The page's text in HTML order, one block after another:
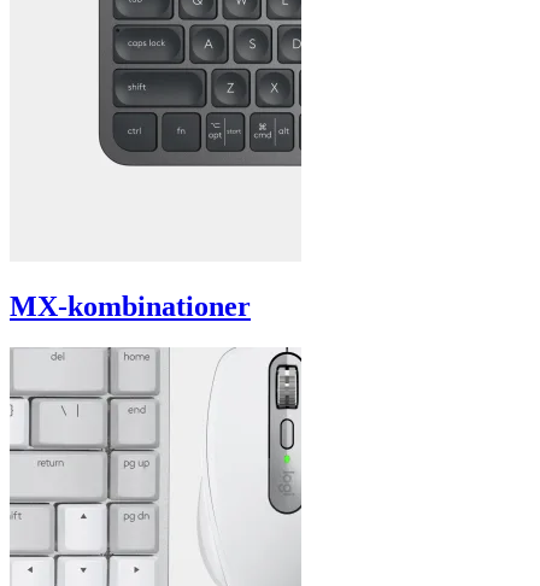
MX-kombinationer